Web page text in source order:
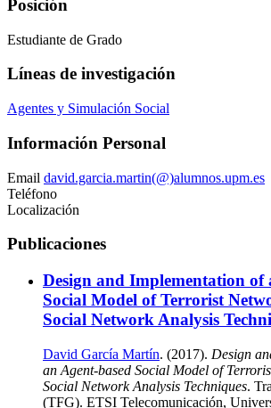
Posición
Estudiante de Grado
Líneas de investigación
Agentes y Simulación Social
Información Personal
Email david.garcia.martin(@)alumnos.upm.es
Teléfono
Localización
Publicaciones
Design and Implementation of
Social Model of Terrorist
Social Network Analysis
David García Martín. (2017). Design
an Agent-based Social Model of
Social Network Analysis Techniques.
(TFG). ETSI Telecomunicación,